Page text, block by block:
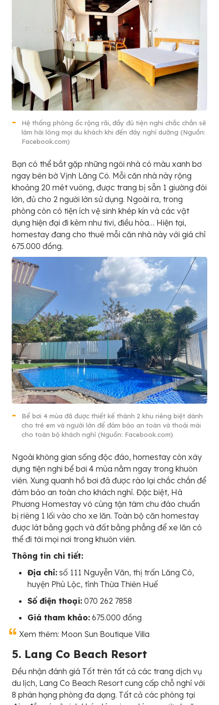
Hệ thống phòng ốc rộng rãi, đầy đủ tiện nghi chắc chắn sẽ
làm hài lòng mọi du khách khi đến đây nghỉ dưỡng (Nguồn:
Facebook.com)
Bạn có thể bắt gặp những ngôi nhà có màu xanh bơ
ngay bên bờ Vịnh Lăng Cô. Mỗi căn nhà này rộng
khoảng 20 mét vuông, được trang bị sẵn 1 giường đôi
lớn, đủ cho 2 người lớn sử dụng. Ngoài ra, trong
phòng còn có tiện ích vệ sinh khép kín và các vật
dụng hiện đại đi kèm như tivi, điều hòa… Hiện tại,
homestay đang cho thuê mỗi căn nhà này với giá chỉ
675.000 đồng.
Bể bơi 4 mùa đã được thiết kế thành 2 khu riêng biệt dành
cho trẻ em và người lớn để đảm bảo an toàn và thoải mái
cho toàn bộ khách nghỉ (Nguồn: Facebook.com)
Ngoài không gian sống độc đáo, homestay còn xây
dựng tiện nghi bể bơi 4 mùa nằm ngay trong khuôn
viên. Xung quanh hồ bơi đã được rào lại chắc chắn để
đảm bảo an toàn cho khách nghỉ. Đặc biệt, Hà
Phương Homestay vô cùng tận tâm chu đáo chuẩn
bị riêng 1 lối vào cho xe lăn. Toàn bộ căn homestay
được lát bằng gạch và đất bằng phẳng để xe lăn có
thể đi tới mọi nơi trong khuôn viên.
Thông tin chi tiết:
Địa chỉ: số 111 Nguyễn Văn, thị trấn Lăng Cô,
huyện Phú Lộc, tỉnh Thừa Thiên Huế
Số điện thoại: 070 262 7858
Giá tham khảo: 675.000 đồng
Xem thêm: Moon Sun Boutique Villa
5. Lang Co Beach Resort
Đều nhận đánh giá Tốt trên tất cả các trang dịch vụ
du lịch, Lang Co Beach Resort cung cấp chỗ nghỉ với
8 phân hạng phòng đa dạng. Tất cả các phòng tại